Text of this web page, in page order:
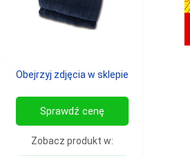
Obejrzyj zdjęcia w sklepie
Sprawdź cenę
Zobacz produkt w: